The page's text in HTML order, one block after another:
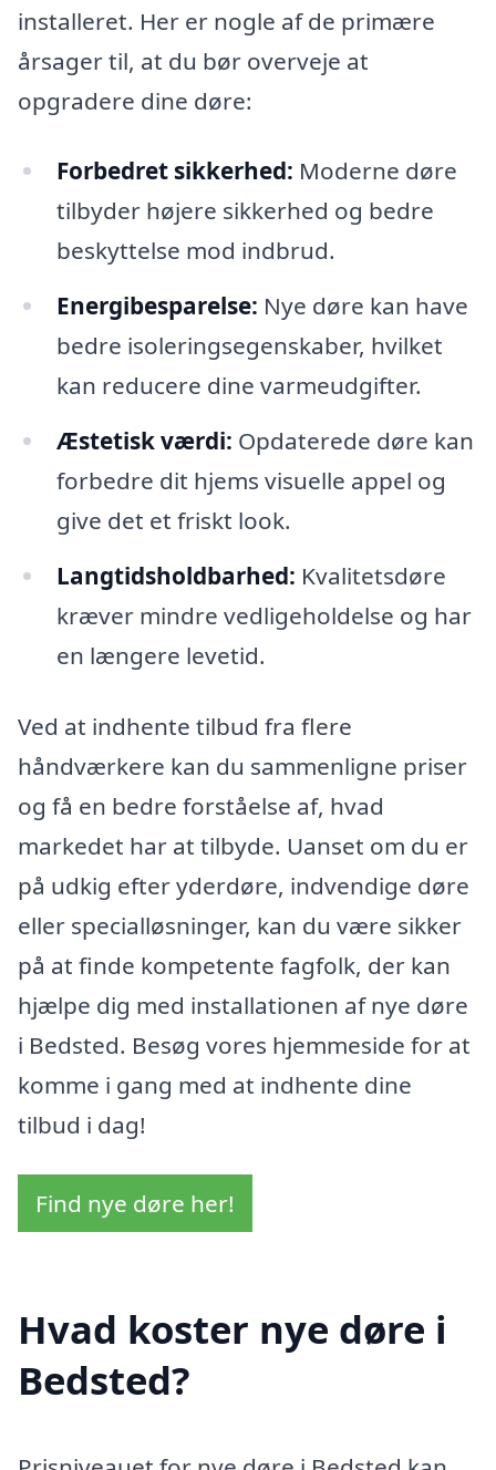
installeret. Her er nogle af de primære
årsager til, at du bør overveje at
opgradere dine døre:
Forbedret sikkerhed: Moderne døre
tilbyder højere sikkerhed og bedre
beskyttelse mod indbrud.
Energibesparelse: Nye døre kan have
bedre isoleringsegenskaber, hvilket
kan reducere dine varmeudgifter.
Æstetisk værdi: Opdaterede døre kan
forbedre dit hjems visuelle appel og
give det et friskt look.
Langtidsholdbarhed: Kvalitetsdøre
kræver mindre vedligeholdelse og har
en længere levetid.
Ved at indhente tilbud fra flere
håndværkere kan du sammenligne priser
og få en bedre forståelse af, hvad
markedet har at tilbyde. Uanset om du er
på udkig efter yderdøre, indvendige døre
eller specialløsninger, kan du være sikker
på at finde kompetente fagfolk, der kan
hjælpe dig med installationen af nye døre
i Bedsted. Besøg vores hjemmeside for at
komme i gang med at indhente dine
tilbud i dag!
Find nye døre her!
Hvad koster nye døre i
Bedsted?